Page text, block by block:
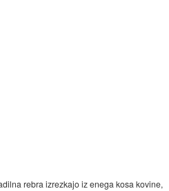
rebra izrezkajo iz enega kosa kovine,